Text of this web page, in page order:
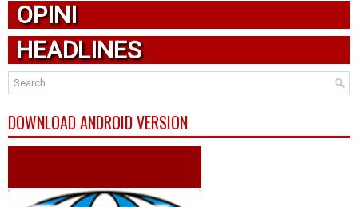
OPINI
HEADLINES
DOWNLOAD ANDROID VERSION